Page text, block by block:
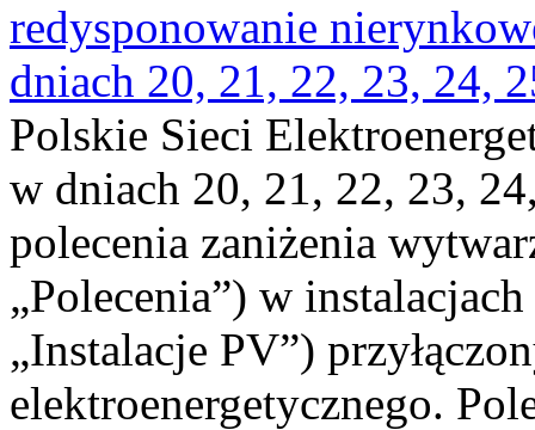
redysponowanie
dniach 20, 21, 22, 23, 24,
Polskie Sieci
w dniach 20, 21, 22, 23,
polecenia zaniżenia
„Polecenia”) w
„Instalacje PV”)
elektroenergetycznego.